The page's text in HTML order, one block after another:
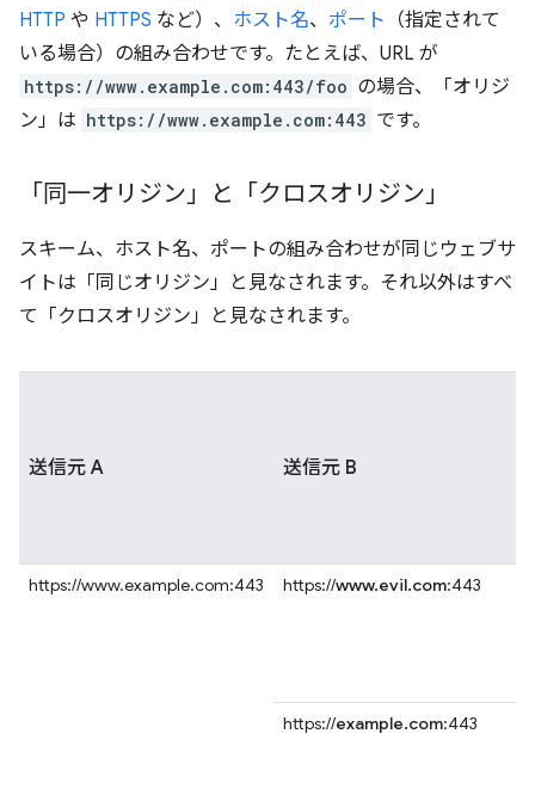
HTTP や HTTPS など）、 ホスト名、 ポート （指定されて
いる場合）の組み合わせです。たとえば、URL が
https://www.example.com:443/foo の場合、「オリジ
ン」は https://www.example.com:443 です。
「同一オリジン」と「クロスオリジン」
スキーム、ホスト名、ポートの組み合わせが同じウェブサ
イトは「同じオリジン」と見なされます。それ以外はすべ
て「クロスオリジン」と見なされます。
送信元 A 送信元 B
https://www.example.com:443 https://www.evil.com:443
https://example.com:443